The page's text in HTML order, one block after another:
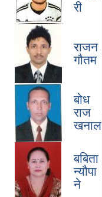
री
राजन
गौतम
बोध
राज
खनाल
बबिता
न्यौपा
ने